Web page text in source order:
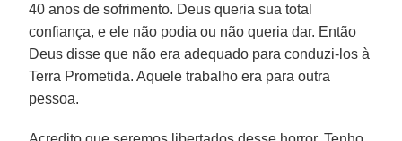
40 anos de sofrimento. Deus queria sua total
confiança, e ele não podia ou não queria dar. Então
Deus disse que não era adequado para conduzi-los à
Terra Prometida. Aquele trabalho era para outra
pessoa.